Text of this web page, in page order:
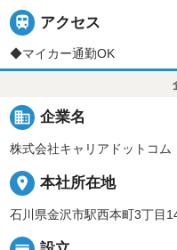
 アクセス
◆マイカー通勤OK
business 企業名
株式会社キャリアドットコム
place 本社所在地
石川県金沢市駅西本町3丁目